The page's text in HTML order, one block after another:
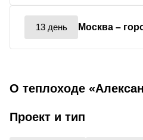
13 день Москва –
О теплоходе
Проект и тип